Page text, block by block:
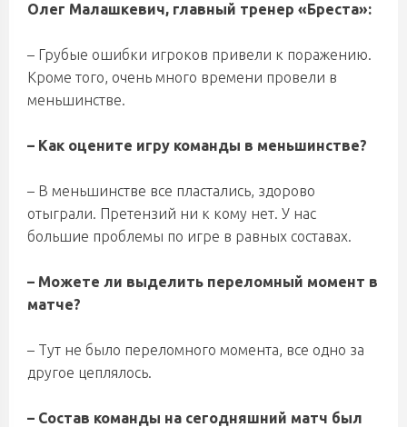
Олег Малашкевич, главный тренер «Бреста»:
– Грубые ошибки игроков привели к поражению.
Кроме того, очень много времени провели в
меньшинстве.
– Как оцените игру команды в меньшинстве?
– В меньшинстве все пластались, здорово
отыграли. Претензий ни к кому нет. У нас
большие проблемы по игре в равных составах.
– Можете ли выделить переломный момент в
матче?
– Тут не было переломного момента, все одно за
другое цеплялось.
– Состав команды на сегодняшний матч был